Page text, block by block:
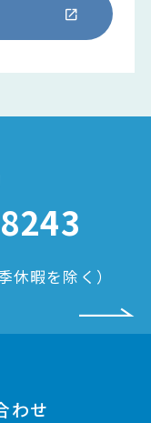
休暇を除く）
わせ